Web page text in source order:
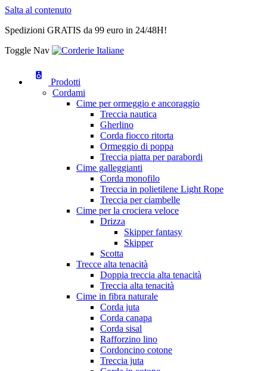
Salta al contenuto
Spedizioni GRATIS da 99 euro in 24/48H!
Toggle Nav
Prodotti
Cordami
Cime per ormeggio e ancoraggio
Treccia nautica
Gherlino
Corda fiocco ritorta
Ormeggio di poppa
Treccia piatta per parabordi
Cime galleggianti
Corda monofilo
Treccia in polietilene Light Rope
Treccia per ciambelle
Cime per la crociera veloce
Drizza
Skipper fantasy
Skipper
Scotta
Trecce alta tenacità
Doppia treccia alta tenacità
Treccia alta tenacità
Cime in fibra naturale
Corda juta
Corda canapa
Corda sisal
Rafforzino lino
Cordoncino cotone
Treccia juta